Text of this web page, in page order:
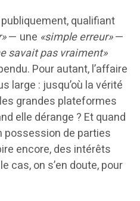
qualifiant
— une «simple erreur»—
savait pas vraiment»
Pour autant, l’affaire
large : jusqu’où la vérité
grandes plateformes
elle dérange ? Et quand
de parties
encore, des intérêts
cas, on s’en doute, pour